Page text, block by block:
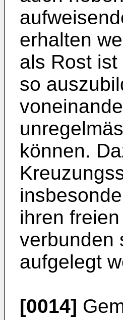
erhalten
als Rost
so
können.
ihren
verbunden
aufgelegt
[0014]